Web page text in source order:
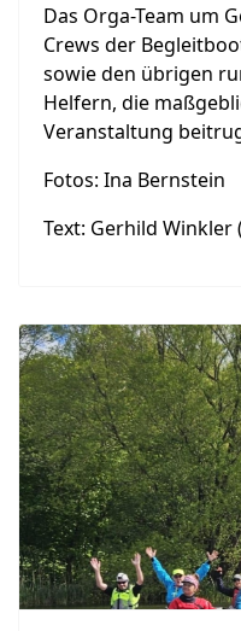
Das Orga-Team um
Crews der
sowie den übrigen
Helfern, die
Veranstaltung
Fotos: Ina Bernstein
Text: Gerhild